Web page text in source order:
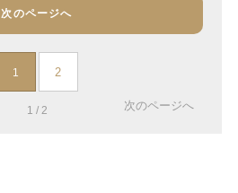
次のページへ
1 2
1 / 2 次のページへ